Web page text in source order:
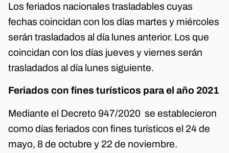
Los feriados nacionales trasladables cuyas
fechas coincidan con los días martes y miércoles
serán trasladados al día lunes anterior. Los que
coincidan con los días jueves y viernes serán
trasladados al día lunes siguiente.
Feriados con fines turísticos para el año 2021
Mediante el Decreto 947/2020 se establecieron
como días feriados con fines turísticos el 24 de
mayo, 8 de octubre y 22 de noviembre.